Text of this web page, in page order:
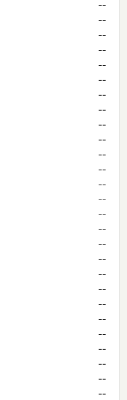
--
--
--
--
--
--
--
--
--
--
--
--
--
--
--
--
--
--
--
--
--
--
--
--
--
--
--